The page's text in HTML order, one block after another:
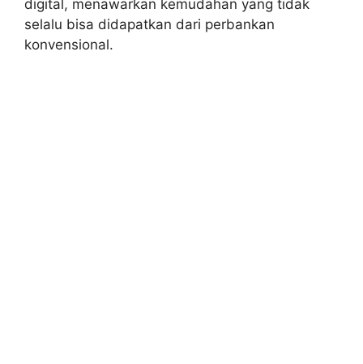
digital, menawarkan kemudahan yang tidak
selalu bisa didapatkan dari perbankan
konvensional.